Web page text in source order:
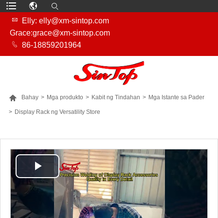

Elly: elly@xm-sintop.com
Grace:grace@xm-sintop.com
 86-18859201964
 Bahay > Mga produkto > Kabit ng Tindahan > Mga Istante sa Pader
> Display Rack ng Versatility Store
Play
Video